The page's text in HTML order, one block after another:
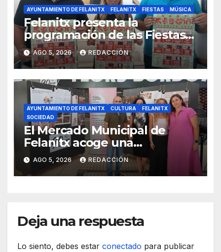
AYUNTAMIENTO DE FELANITX FELANITX FIESTAS MÚSICA
Felanitx presenta la
programación de las Fiestas
de Sant Agustí 2026 con diez
días de verbenas
AGO 5, 2026 REDACCIÓN
AYUNTAMIENTO DE FELANITX CULTURA
FELANITX
SOCIEDAD
El Mercado Municipal de
Felanitx acoge una
exposición con propuestas de
diseño de la EASDIB
AGO 5, 2026 REDACCIÓN
Deja una respuesta
Lo siento, debes estar conectado para publicar